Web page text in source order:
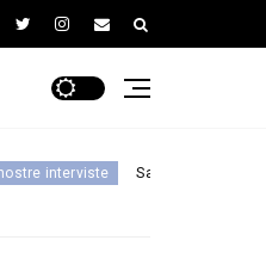
Santelmo: «Ripartire dalle origini